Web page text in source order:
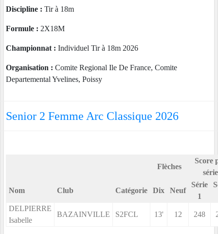
Discipline : Tir à 18m
Formule : 2X18M
Championnat : Individuel Tir à 18m 2026
Organisation : Comite Regional Ile De France, Comite
Departemental Yvelines, Poissy
Senior 2 Femme Arc Classique 2026
Flèches
Score
série
Nom Club Catégorie Dix Neuf
Série
1
DELPIERRE
Isabelle
BAZAINVILLE S2FCL 13' 12 248